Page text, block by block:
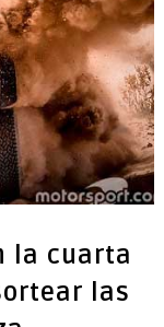
la cuarta
las